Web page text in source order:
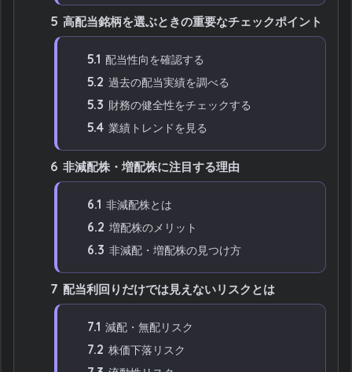
5 高配当銘柄を選ぶときの重要なチェックポイント
5.1 配当性向を確認する
5.2 過去の配当実績を調べる
5.3 財務の健全性をチェックする
5.4 業績トレンドを見る
6 非減配株・増配株に注目する理由
6.1 非減配株とは
6.2 増配株のメリット
6.3 非減配・増配株の見つけ方
7 配当利回りだけでは見えないリスクとは
7.1 減配・無配リスク
7.2 株価下落リスク